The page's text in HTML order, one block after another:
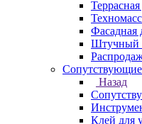
Террасная
Фасадная
Штучный
Назад
Клей для